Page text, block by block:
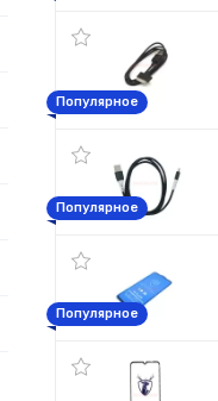
Популярное
Популярное
Популярное